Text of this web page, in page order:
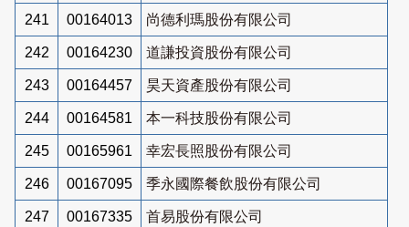
241 00164013 尚德利瑪股份有限公司
242 00164230 道謙投資股份有限公司
243 00164457 昊天資產股份有限公司
244 00164581 本一科技股份有限公司
245 00165961 幸宏長照股份有限公司
246 00167095 季永國際餐飲股份有限公司
247 00167335 首易股份有限公司